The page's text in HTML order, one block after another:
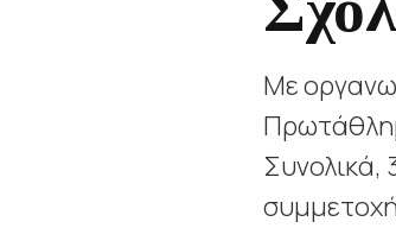
Με
Συνολικά,